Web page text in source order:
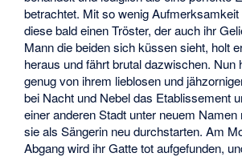
betrachtet. Mit so wenig
diese bald einen Tröster, der auch ihr
Mann die beiden sich küssen sieht, holt
heraus und fährt brutal dazwischen. Nun
genug von ihrem lieblosen und
bei Nacht und Nebel das Etablissement
einer anderen Stadt unter neuem Namen
sie als Sängerin neu durchstarten. Am
Abgang wird ihr Gatte tot aufgefunden,